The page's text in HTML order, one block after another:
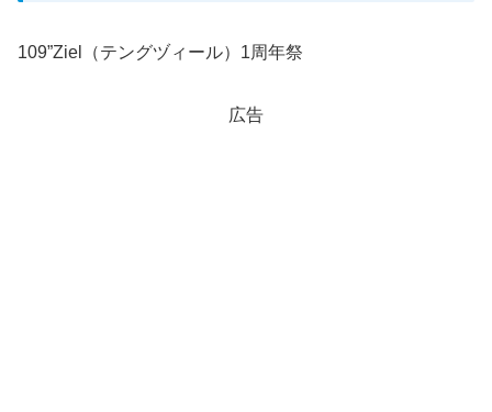
109”Ziel（テングヅィール）1周年祭
広告